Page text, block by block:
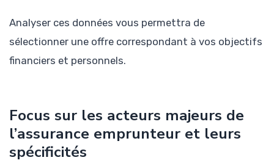
Analyser ces données vous permettra de
sélectionner une offre correspondant à vos objectifs
financiers et personnels.
Focus sur les acteurs majeurs de
l’assurance emprunteur et leurs
spécificités